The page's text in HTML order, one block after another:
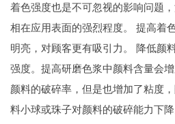
着色强度也是不可忽视的影响问题
相在应用表面的强烈程度。 提高着
明亮，对顾客更有吸引力。 降低颜
强度。提高研磨色浆中颜料含量会
颜料的破碎率，但是也增加了粘度
料小球或珠子对颜料的破碎能力下